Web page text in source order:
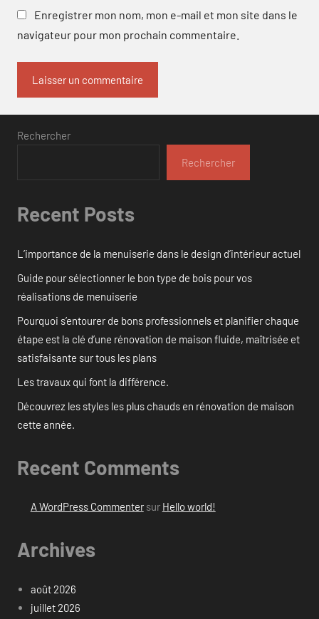
Enregistrer mon nom, mon e-mail et mon site dans le
navigateur pour mon prochain commentaire.
Rechercher
Rechercher
Recent Posts
L’importance de la menuiserie dans le design d’intérieur actuel
Guide pour sélectionner le bon type de bois pour vos
réalisations de menuiserie
Pourquoi s’entourer de bons professionnels et planifier chaque
étape est la clé d’une rénovation de maison fluide, maîtrisée et
satisfaisante sur tous les plans
Les travaux qui font la différence.
Découvrez les styles les plus chauds en rénovation de maison
cette année.
Recent Comments
A WordPress Commentersur Hello world!
Archives
août 2026
juillet 2026